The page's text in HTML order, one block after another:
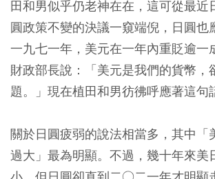
田和男似乎仍老神在在，這可從最近
圓政策不變的決議一窺端倪，日圓也
一九七一年，美元在一年內重貶逾一
財政部長說：「美元是我們的貨幣，
題。」現在植田和男彷彿呼應著這句
關於日圓疲弱的說法相當多，其中「
過大」最為明顯。不過，幾十年來美